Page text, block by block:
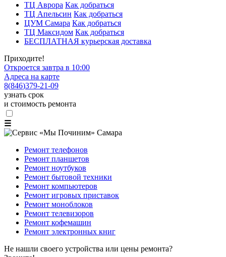
ТЦ Аврора Как добраться
ТЦ Апельсин Как добраться
ЦУМ Самара Как добраться
ТЦ Максидом Как добраться
БЕСПЛАТНАЯ курьерская доставка
Приходите!
Откроется завтра в 10:00
Адреса на карте
8(846)379-21-09
узнать срок
и стоимость ремонта
☰
Ремонт телефонов
Ремонт планшетов
Ремонт ноутбуков
Ремонт бытовой техники
Ремонт компьютеров
Ремонт игровых приставок
Ремонт моноблоков
Ремонт телевизоров
Ремонт кофемашин
Ремонт электронных книг
Не нашли своего устройства или цены ремонта?